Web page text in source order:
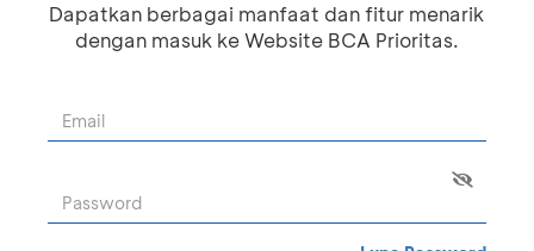
Dapatkan berbagai manfaat dan fitur menarik
dengan masuk ke Website BCA Prioritas.